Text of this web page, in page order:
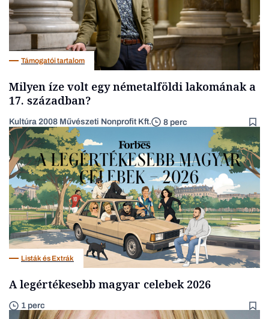
Támogatói tartalom
Milyen íze volt egy németalföldi lakomának a
17. században?
Kultúra 2008 Művészeti Nonprofit Kft. 8 perc
Listák és Extrák
A legértékesebb magyar celebek 2026
1 perc